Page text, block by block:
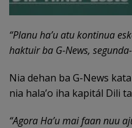
“Planu ha’u atu kontinua
haktuir ba G-News,
Nia dehan ba G-News
nia hala’o iha kapitál Dili
“Agora Ha’u mai faan nuu